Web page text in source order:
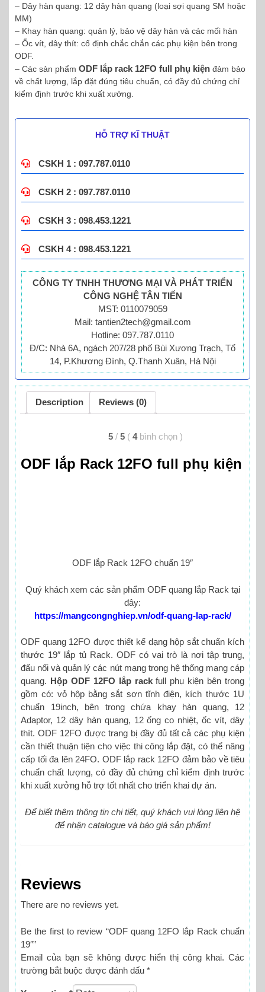
– Dây hàn quang: 12 dây hàn quang (loại sợi quang SM hoặc
MM)
– Khay hàn quang: quản lý, bảo vệ dây hàn và các mối hàn
– Ốc vít, dây thít: cố định chắc chắn các phụ kiện bên trong
ODF.
– Các sản phẩm ODF lắp rack 12FO full phụ kiện đảm bảo
về chất lượng, lắp đặt đúng tiêu chuẩn, có đầy đủ chứng chỉ
kiểm định trước khi xuất xưởng.
HỖ TRỢ KĨ THUẬT
CSKH 1 : 097.787.0110
CSKH 2 : 097.787.0110
CSKH 3 : 098.453.1221
CSKH 4 : 098.453.1221
CÔNG TY TNHH THƯƠNG MẠI VÀ PHÁT TRIỂN
CÔNG NGHỆ TÂN TIẾN
MST: 0110079059
Mail: tantien2tech@gmail.com
Hotline: 097.787.0110
Đ/C: Nhà 6A, ngách 207/28 phố Bùi Xương Trạch, Tổ
14, P.Khương Đình, Q.Thanh Xuân, Hà Nội
Description Reviews (0)
5 / 5 ( 4 bình chọn )
ODF lắp Rack 12FO full phụ kiện
ODF lắp Rack 12FO chuẩn 19″
Quý khách xem các sản phẩm ODF quang lắp Rack tại
đây:
https://mangcongnghiep.vn/odf-quang-lap-rack/
ODF quang 12FO được thiết kế dạng hộp sắt chuẩn kích
thước 19″ lắp tủ Rack. ODF có vai trò là nơi tập trung,
đấu nối và quản lý các nút mạng trong hệ thống mạng cáp
quang. Hộp ODF 12FO lắp rackfull phụ kiện bên trong
gồm có: vỏ hộp bằng sắt sơn tĩnh điện, kích thước 1U
chuẩn 19inch, bên trong chứa khay hàn quang, 12
Adaptor, 12 dây hàn quang, 12 ống co nhiệt, ốc vít, dây
thít. ODF 12FO được trang bị đầy đủ tất cả các phụ kiện
cần thiết thuận tiện cho việc thi công lắp đặt, có thể nâng
cấp tối đa lên 24FO. ODF lắp rack 12FO đảm bảo về tiêu
chuẩn chất lượng, có đầy đủ chứng chỉ kiểm định trước
khi xuất xưởng hỗ trợ tốt nhất cho triển khai dự án.
Để biết thêm thông tin chi tiết, quý khách vui lòng liên hệ
để nhận catalogue và báo giá sản phẩm!
Reviews
There are no reviews yet.
Be the first to review “ODF quang 12FO lắp Rack chuẩn
19″”
Email của bạn sẽ không được hiển thị công khai. Các
trường bắt buộc được đánh dấu *